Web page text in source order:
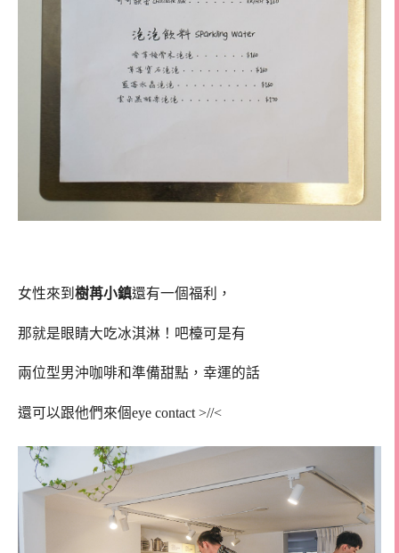
女性來到 樹苒小鎮還有一個福利，
那就是眼睛大吃冰淇淋！吧檯可是有
兩位型男沖咖啡和準備甜點，幸運的話
還可以跟他們來個eye contact >//<